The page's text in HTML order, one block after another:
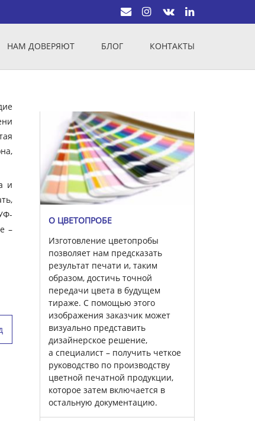
НАМ ДОВЕРЯЮТ БЛОГ КОНТАКТЫ
и
–
О ЦВЕТОПРОБЕ
Изготовление цветопробы
позволяет нам предсказать
результат печати и, таким
образом, достичь точной
передачи цвета в будущем
тираже. С помощью этого
изображения заказчик может
визуально представить
дизайнерское решение,
а специалист – получить четкое
руководство по производству
цветной печатной продукции,
которое затем включается в
остальную документацию.